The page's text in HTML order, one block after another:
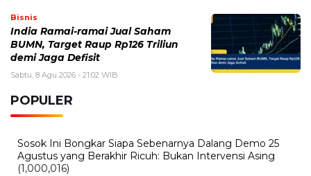
Bisnis
India Ramai-ramai Jual Saham
BUMN, Target Raup Rp126 Triliun
demi Jaga Defisit
Sabtu, 8 Agu 2026 - 21:02 WIB
POPULER
Sosok Ini Bongkar Siapa Sebenarnya Dalang Demo 25
Agustus yang Berakhir Ricuh: Bukan Intervensi Asing
(1,000,016)